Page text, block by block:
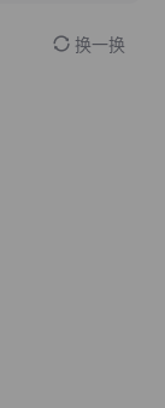
换一换